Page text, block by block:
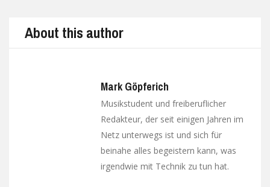
About this author
Mark Göpferich
Musikstudent und freiberuflicher
Redakteur, der seit einigen Jahren im
Netz unterwegs ist und sich für
beinahe alles begeistern kann, was
irgendwie mit Technik zu tun hat.